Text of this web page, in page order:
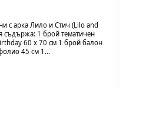
с арка Лило и Стич (Lilo and
съдържа: 1 брой тематичен
60 х 70 см 1 брой балон
45 см 1…